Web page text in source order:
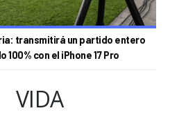
transmitirá un partido entero
100% con el iPhone 17 Pro
VIDA